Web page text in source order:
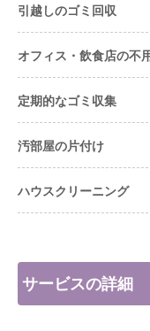
引越しのゴミ回収
オフィス・飲食店の不
定期的なゴミ収集
汚部屋の片付け
ハウスクリーニング
サービスの詳細